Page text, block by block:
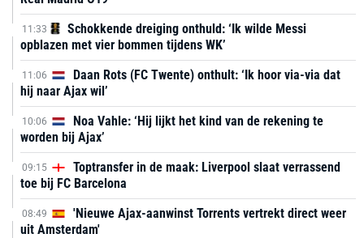
11:33
Schokkende dreiging onthuld: ‘Ik wilde Messi
opblazen met vier bommen tijdens WK’
11:06
Daan Rots (FC Twente) onthult: ‘Ik hoor via-via dat
hij naar Ajax wil’
10:06
Noa Vahle: ‘Hij lijkt het kind van de rekening te
worden bij Ajax’
09:15
Toptransfer in de maak: Liverpool slaat verrassend
toe bij FC Barcelona
08:49
'Nieuwe Ajax-aanwinst Torrents vertrekt direct weer
uit Amsterdam'